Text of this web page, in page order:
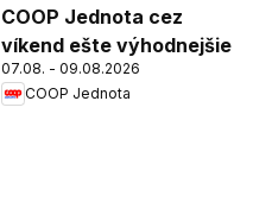
COOP Jednota cez
víkend ešte výhodnejšie
07.08. - 09.08.2026
COOP Jednota